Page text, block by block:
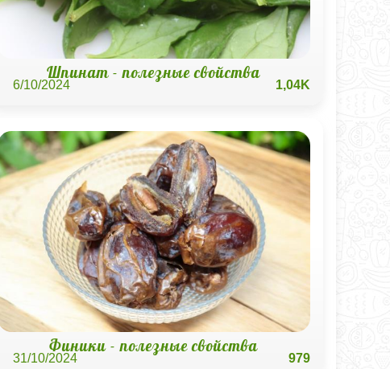
Шпинат - полезные свойства
6/10/2024 1,04K
Финики - полезные свойства
31/10/2024 979